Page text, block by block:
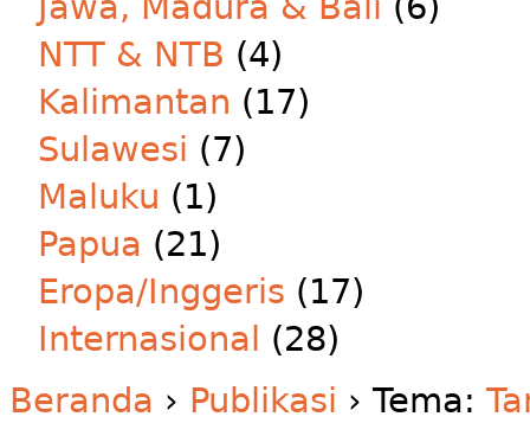
NTT & NTB (4)
Kalimantan (17)
Sulawesi (7)
Maluku (1)
Papua (21)
Eropa/Inggeris (17)
Internasional
(28)
Beranda › Publikasi › Tema: